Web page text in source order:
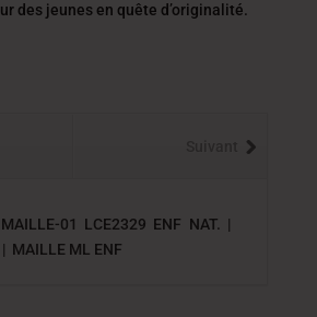
des jeunes en quête d’originalité.
01 LCE2329 ENF NAT. |
MAILLE ML ENF